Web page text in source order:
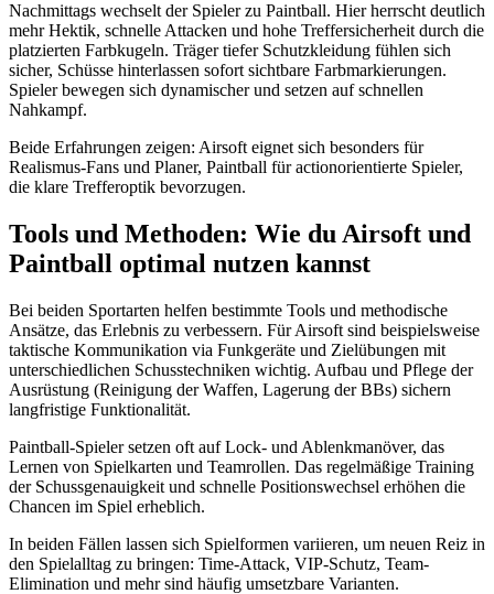
Nachmittags wechselt der Spieler zu Paintball. Hier herrscht deutlich
mehr Hektik, schnelle Attacken und hohe Treffersicherheit durch die
platzierten Farbkugeln. Träger tiefer Schutzkleidung fühlen sich
sicher, Schüsse hinterlassen sofort sichtbare Farbmarkierungen.
Spieler bewegen sich dynamischer und setzen auf schnellen
Nahkampf.
Beide Erfahrungen zeigen: Airsoft eignet sich besonders für
Realismus-Fans und Planer, Paintball für actionorientierte Spieler,
die klare Trefferoptik bevorzugen.
Tools und Methoden: Wie du Airsoft und
Paintball optimal nutzen kannst
Bei beiden Sportarten helfen bestimmte Tools und methodische
Ansätze, das Erlebnis zu verbessern. Für Airsoft sind beispielsweise
taktische Kommunikation via Funkgeräte und Zielübungen mit
unterschiedlichen Schusstechniken wichtig. Aufbau und Pflege der
Ausrüstung (Reinigung der Waffen, Lagerung der BBs) sichern
langfristige Funktionalität.
Paintball-Spieler setzen oft auf Lock- und Ablenkmanöver, das
Lernen von Spielkarten und Teamrollen. Das regelmäßige Training
der Schussgenauigkeit und schnelle Positionswechsel erhöhen die
Chancen im Spiel erheblich.
In beiden Fällen lassen sich Spielformen variieren, um neuen Reiz in
den Spielalltag zu bringen: Time-Attack, VIP-Schutz, Team-
Elimination und mehr sind häufig umsetzbare Varianten.